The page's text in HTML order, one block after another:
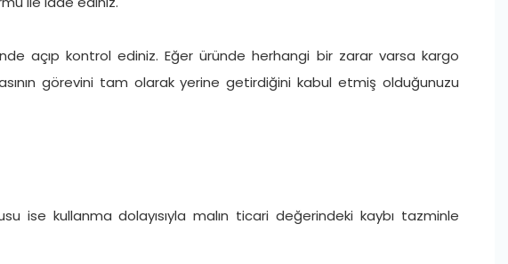
açıp kontrol ediniz. Eğer üründe herhangi bir zarar varsa kargo
görevini tam olarak yerine getirdiğini kabul etmiş olduğunuzu
ise kullanma dolayısıyla malın ticari değerindeki kaybı tazminle